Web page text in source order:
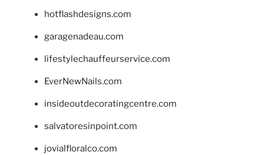
hotflashdesigns.com
garagenadeau.com
lifestylechauffeurservice.com
EverNewNails.com
insideoutdecoratingcentre.com
salvatoresinpoint.com
jovialfloralco.com